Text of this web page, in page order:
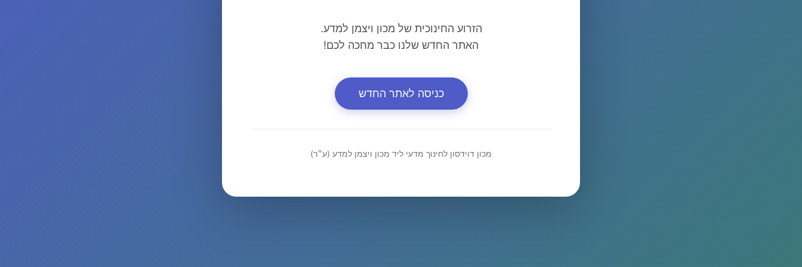
הזרוע החינוכית של מכון ויצמן למדע.
האתר החדש שלנו כבר מחכה לכם!
כניסה לאתר החדש
מכון דוידסון לחינוך מדעי ליד מכון ויצמן למדע (ע״ר)